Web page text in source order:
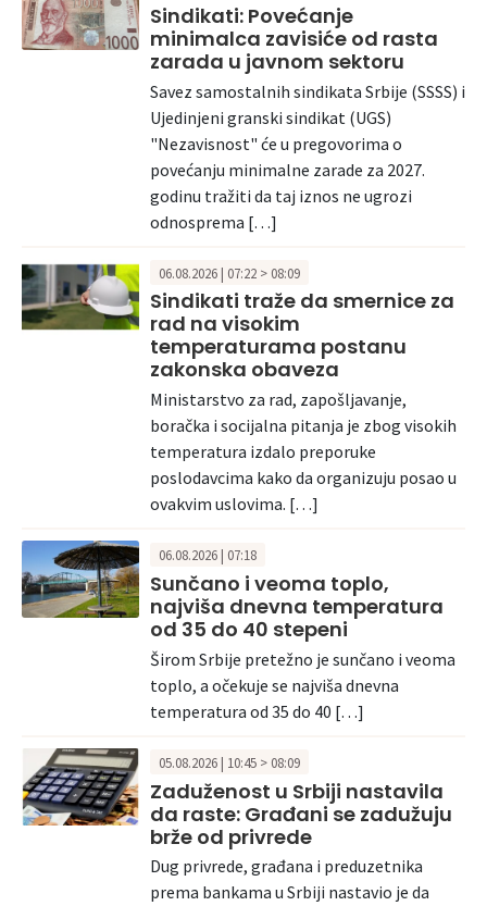
Sindikati: Povećanje
minimalca zavisiće od rasta
zarada u javnom sektoru
Savez samostalnih sindikata Srbije (SSSS) i
Ujedinjeni granski sindikat (UGS)
"Nezavisnost" će u pregovorima o
povećanju minimalne zarade za 2027.
godinu tražiti da taj iznos ne ugrozi
odnosprema […]
06.08.2026 | 07:22 > 08:09
Sindikati traže da smernice za
rad na visokim
temperaturama postanu
zakonska obaveza
Ministarstvo za rad, zapošljavanje,
boračka i socijalna pitanja je zbog visokih
temperatura izdalo preporuke
poslodavcima kako da organizuju posao u
ovakvim uslovima. […]
06.08.2026 | 07:18
Sunčano i veoma toplo,
najviša dnevna temperatura
od 35 do 40 stepeni
Širom Srbije pretežno je sunčano i veoma
toplo, a očekuje se najviša dnevna
temperatura od 35 do 40 […]
05.08.2026 | 10:45 > 08:09
Zaduženost u Srbiji nastavila
da raste: Građani se zadužuju
brže od privrede
Dug privrede, građana i preduzetnika
prema bankama u Srbiji nastavio je da